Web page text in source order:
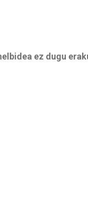
ez dugu